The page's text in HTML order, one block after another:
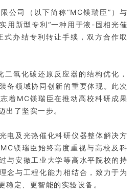
公司（以下简称“MC镁瑞臣”）与
用新型专利“一种用于液-固相光催
式办结专利转让手续，双方合作取
氧化碳还原反应器的结构优化，
备领域协同创新的重要体现。此次
着MC镁瑞臣在推动高校科研成果
出了坚实一步。
电及光热催化科研仪器整体解决方
镁瑞臣始终高度重视与高校及科
与安徽工业大学等高水平院校的持
念与工程化能力相结合，致力于为
稳定、更智能的实验设备。